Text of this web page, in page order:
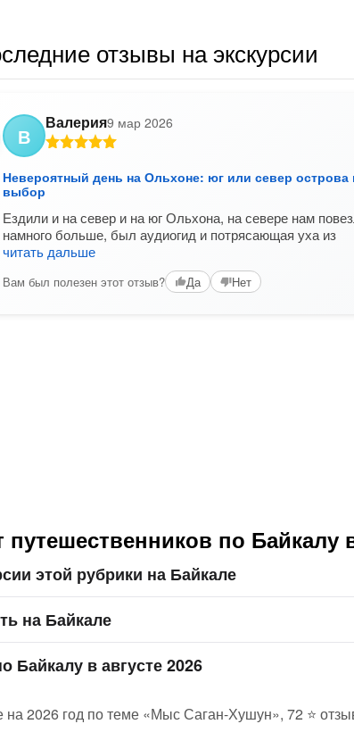
отзывы на экскурсии
В
Валерия9 мар 2026
Невероятный день на Ольхоне: юг или север острова
выбор
Ездили и на север и на юг Ольхона, на севере нам
намного больше, был аудиогид и потрясающая уха из
читать дальше
Вам был полезен этот отзыв? Да Нет
по Байкалу
этой рубрики на Байкале
на Байкале
Байкалу в августе 2026
2026 год по теме «Мыс Саган-Хушун», 72 ⭐